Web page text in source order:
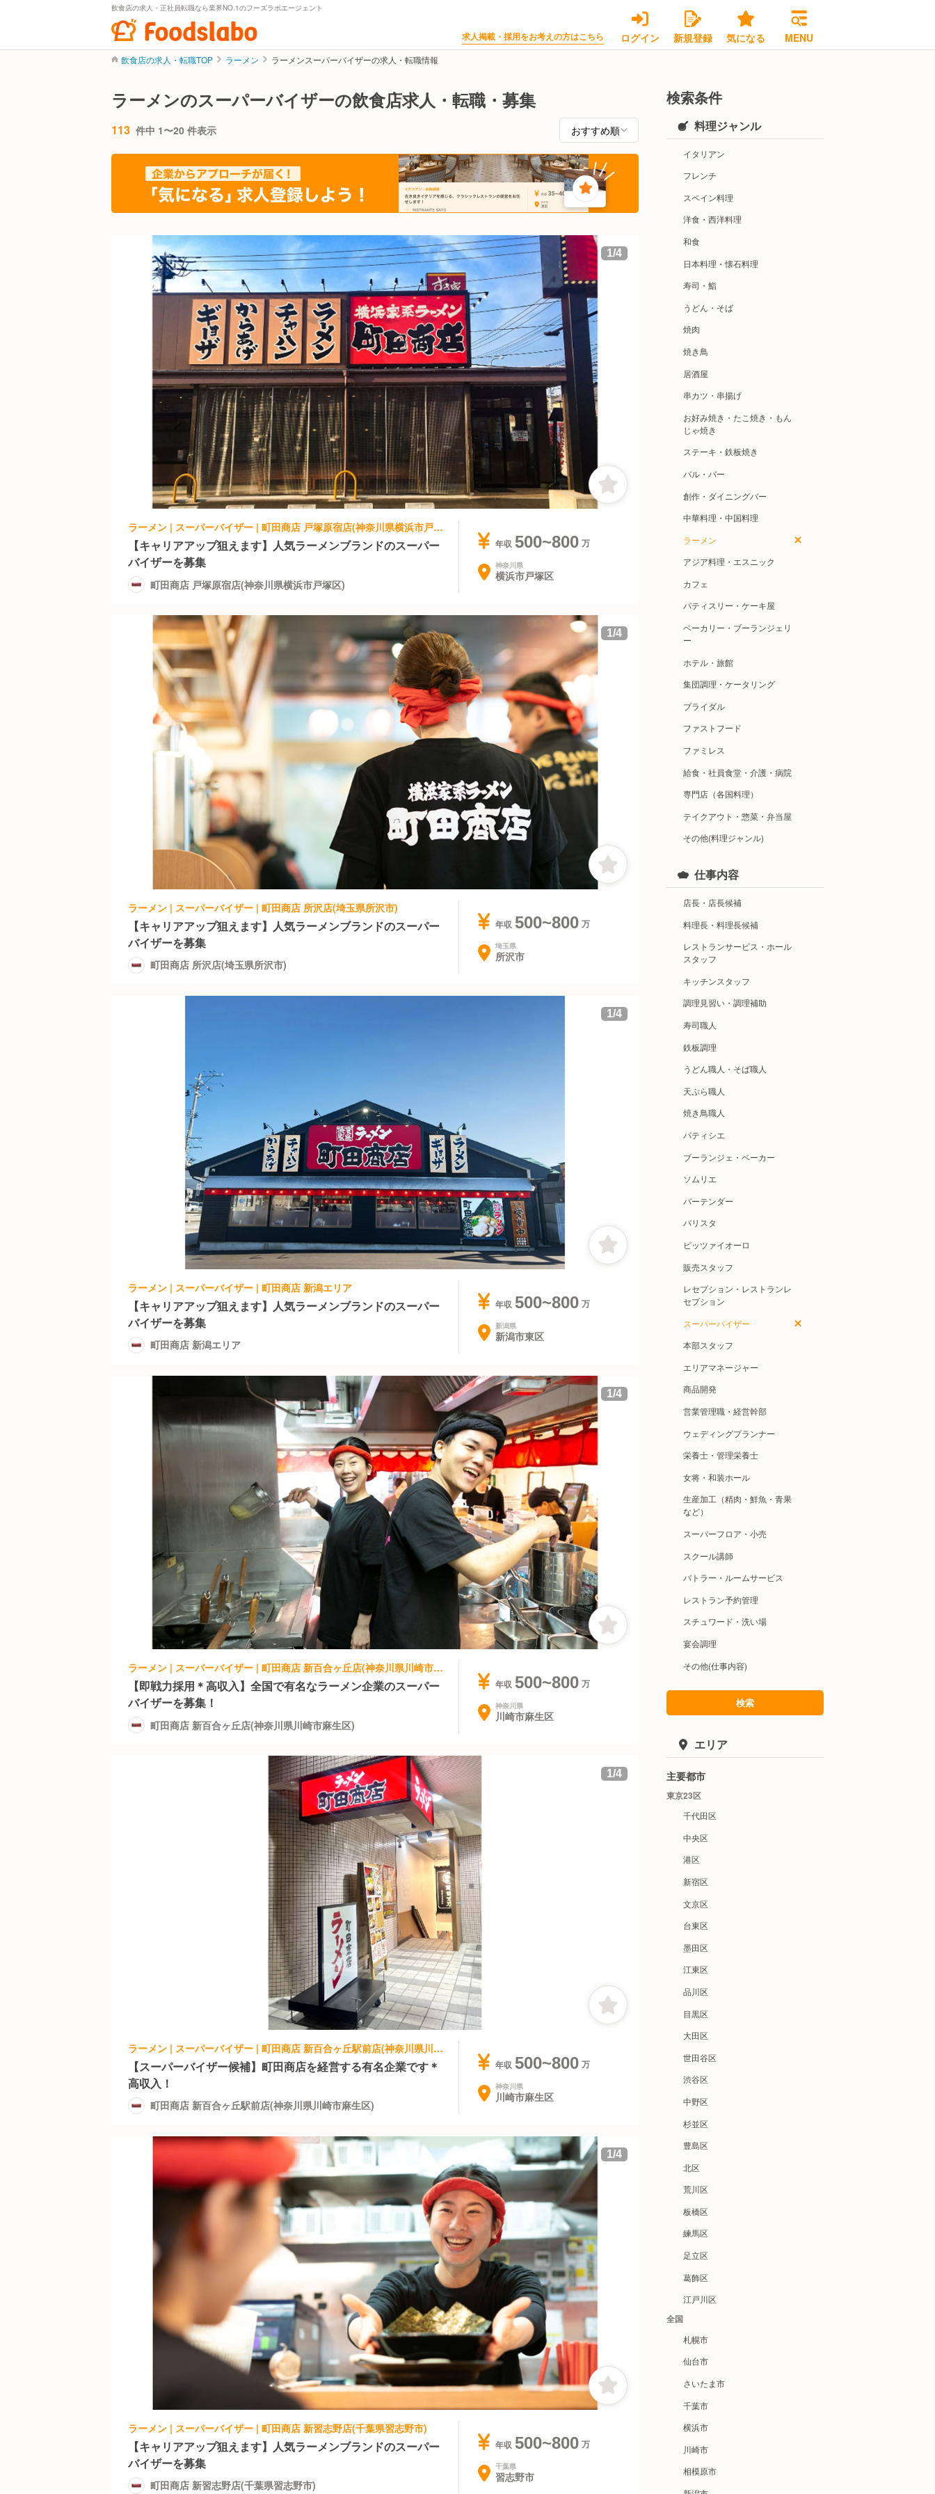
飲食店の求人・正社員転職なら業界NO.1のフーズラボエージェント
求人掲載・採用をお考えの方はこちら ログイン 新規登録 気になる MENU
飲食店の求人・転職TOP ラーメン ラーメンスーパーバイザーの求人・転職情報
ラーメンのスーパーバイザーの飲食店求人・転職・募集
113 件中 1〜20 件表示
1/4
ラーメン | スーパーバイザー | 町田商店 戸塚原宿店(神奈川県横浜市戸塚区)
【キャリアアップ狙えます】人気ラーメンブランドのスーパー
バイザーを募集
町田商店 戸塚原宿店(神奈川県横浜市戸塚区)
年収 500~800
神奈川県
横浜市戸塚区
1/4
ラーメン | スーパーバイザー | 町田商店 所沢店(埼玉県所沢市)
【キャリアアップ狙えます】人気ラーメンブランドのスーパー
バイザーを募集
町田商店 所沢店(埼玉県所沢市)
年収 500~800
埼玉県
所沢市
1/4
ラーメン | スーパーバイザー | 町田商店 新潟エリア
【キャリアアップ狙えます】人気ラーメンブランドのスーパー
バイザーを募集
町田商店 新潟エリア
年収 500~800
新潟県
新潟市東区
1/4
ラーメン | スーパーバイザー | 町田商店 新百合ヶ丘店(神奈川県川崎市麻生区)
【即戦力採用＊高収入】全国で有名なラーメン企業のスーパー
バイザーを募集！
町田商店 新百合ヶ丘店(神奈川県川崎市麻生区)
年収 500~800
神奈川県
川崎市麻生区
1/4
ラーメン | スーパーバイザー | 町田商店 新百合ヶ丘駅前店(神奈川県川崎市麻生区)
【スーパーバイザー候補】町田商店を経営する有名企業です＊
高収入！
町田商店 新百合ヶ丘駅前店(神奈川県川崎市麻生区)
年収 500~800
神奈川県
川崎市麻生区
1/4
ラーメン | スーパーバイザー | 町田商店 新習志野店(千葉県習志野市)
【キャリアアップ狙えます】人気ラーメンブランドのスーパー
バイザーを募集
町田商店 新習志野店(千葉県習志野市)
年収 500~800
千葉県
習志野市
検索条件
料理ジャンル
イタリアン
フレンチ
スペイン料理
洋食・西洋料理
和食
日本料理・懐石料理
寿司・鮨
うどん・そば
焼肉
焼き鳥
居酒屋
串カツ・串揚げ
お好み焼き・たこ焼き・もん
じゃ焼き
ステーキ・鉄板焼き
バル・バー
創作・ダイニングバー
中華料理・中国料理
ラーメン
アジア料理・エスニック
カフェ
パティスリー・ケーキ屋
ベーカリー・ブーランジェリ
ー
ホテル・旅館
集団調理・ケータリング
ブライダル
ファストフード
ファミレス
給食・社員食堂・介護・病院
専門店（各国料理）
テイクアウト・惣菜・弁当屋
その他(料理ジャンル)
仕事内容
店長・店長候補
料理長・料理長候補
レストランサービス・ホール
スタッフ
キッチンスタッフ
調理見習い・調理補助
寿司職人
鉄板調理
うどん職人・そば職人
天ぷら職人
焼き鳥職人
パティシエ
ブーランジェ・ベーカー
ソムリエ
バーテンダー
バリスタ
ピッツァイオーロ
販売スタッフ
レセプション・レストランレ
セプション
スーパーバイザー
本部スタッフ
エリアマネージャー
商品開発
営業管理職・経営幹部
ウェディングプランナー
栄養士・管理栄養士
女将・和装ホール
生産加工（精肉・鮮魚・青果
など）
スーパーフロア・小売
スクール講師
バトラー・ルームサービス
レストラン予約管理
スチュワード・洗い場
宴会調理
その他(仕事内容)
検索
エリア
主要都市
東京23区
千代田区
中央区
港区
新宿区
文京区
台東区
墨田区
江東区
品川区
目黒区
大田区
世田谷区
渋谷区
中野区
杉並区
豊島区
北区
荒川区
板橋区
練馬区
足立区
葛飾区
江戸川区
全国
札幌市
仙台市
さいたま市
千葉市
横浜市
川崎市
相模原市